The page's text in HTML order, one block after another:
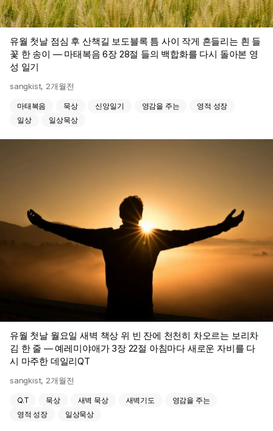
유월 첫날 점심 후 산책길 보도블록 틈 사이 작게 흔들리는 흰 들
꽃 한 송이 — 마태복음 6장 28절 들의 백합화를 다시 돌아본 영
성 일기
sangkist, 2개월전
마태복음 묵상 신앙일기 영감을 주는
영적 성장
일상
일상묵상
유월 첫날 월요일 새벽 책상 위 빈 잔에 천천히 차오르는 보리차
김 한 줄 — 예레미야애가 3장 22절 아침마다 새로운 자비를 다
시 마주한 데일리QT
sangkist, 2개월전
Q.T 묵상 새벽 묵상 새벽기도
영감을 주는
영적 성장
일상묵상